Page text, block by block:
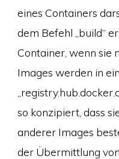
eines Containers
dem Befehl „build“
Container, wenn sie
Images werden in
so konzipiert, dass
anderer Images
der Übermittlung